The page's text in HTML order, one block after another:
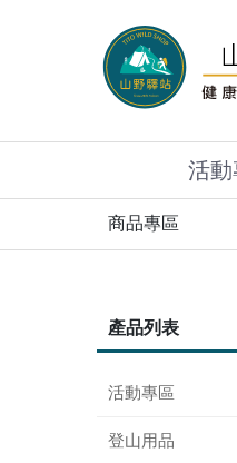
活動
商品專區
產品列表
活動專區
登山用品